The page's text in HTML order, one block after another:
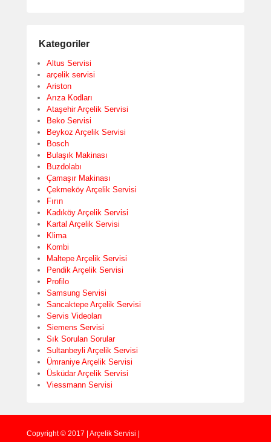
Kategoriler
Altus Servisi
arçelik servisi
Ariston
Arıza Kodları
Ataşehir Arçelik Servisi
Beko Servisi
Beykoz Arçelik Servisi
Bosch
Bulaşık Makinası
Buzdolabı
Çamaşır Makinası
Çekmeköy Arçelik Servisi
Fırın
Kadıköy Arçelik Servisi
Kartal Arçelik Servisi
Klima
Kombi
Maltepe Arçelik Servisi
Pendik Arçelik Servisi
Profilo
Samsung Servisi
Sancaktepe Arçelik Servisi
Servis Videoları
Siemens Servisi
Sık Sorulan Sorular
Sultanbeyli Arçelik Servisi
Ümraniye Arçelik Servisi
Üsküdar Arçelik Servisi
Viessmann Servisi
Copyright © 2017 | Arçelik Servisi |